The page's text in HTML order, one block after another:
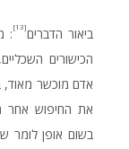
ביאור הדברים[13]
:
הכישורים
אדם מוכשר
את החיפוש אחר
בשום אופן לומר